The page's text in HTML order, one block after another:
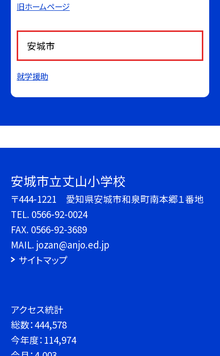
旧ホームページ
安城市
就学援助
安城市立丈山小学校
〒444-1221 愛知県安城市和泉町南本郷１番地
TEL. 0566-92-0024
FAX. 0566-92-3689
MAIL. jozan@anjo.ed.jp
サイトマップ
アクセス統計
総数：444,578
今年度： 114,974